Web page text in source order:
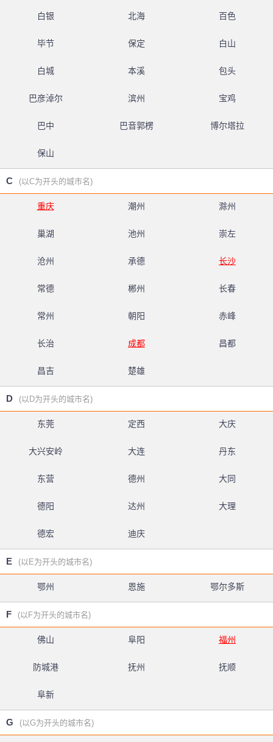
白银 北海 百色
毕节 保定 白山
白城 本溪 包头
巴彦淖尔 滨州 宝鸡
巴中 巴音郭楞 博尔塔拉
保山
C (以C为开头的城市名)
重庆 潮州 滁州
巢湖 池州 崇左
沧州 承德 长沙
常德 郴州 长春
常州 朝阳 赤峰
长治 成都 昌都
昌吉 楚雄
D (以D为开头的城市名)
东莞 定西 大庆
大兴安岭 大连 丹东
东营 德州 大同
德阳 达州 大理
德宏 迪庆
E (以E为开头的城市名)
鄂州 恩施 鄂尔多斯
F (以F为开头的城市名)
佛山 阜阳 福州
防城港 抚州 抚顺
阜新
G (以G为开头的城市名)